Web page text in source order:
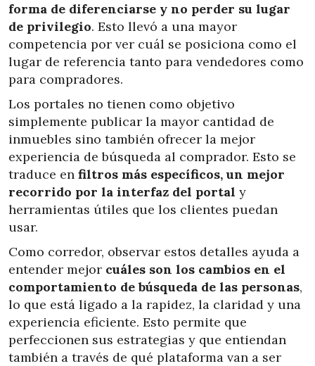
forma de diferenciarse y no perder su lugar
de privilegio. Esto llevó a una mayor
competencia por ver cuál se posiciona como el
lugar de referencia tanto para vendedores como
para compradores.
Los portales no tienen como objetivo
simplemente publicar la mayor cantidad de
inmuebles sino también ofrecer la mejor
experiencia de búsqueda al comprador. Esto se
traduce en filtros más específicos, un mejor
recorrido por la interfaz del portal y
herramientas útiles que los clientes puedan
usar.
Como corredor, observar estos detalles ayuda a
entender mejor cuáles son los cambios en el
comportamiento de búsqueda de las personas,
lo que está ligado a la rapidez, la claridad y una
experiencia eficiente. Esto permite que
perfeccionen sus estrategias y que entiendan
también a través de qué plataforma van a ser